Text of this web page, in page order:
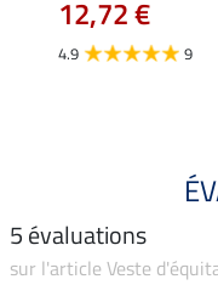
12,72 €
4.9 9
5 évaluations
sur l'article Veste